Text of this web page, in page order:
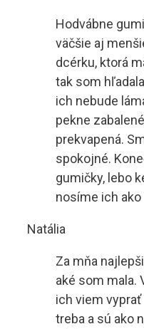
Hodvábne
väčšie aj
dcérku, ktorá
tak som
ich nebude
pekne
prekvapená.
spokojné.
gumičky, lebo
nosíme ich ako
Natália
Za mňa
aké som mala.
ich viem vyprať
treba a sú ako